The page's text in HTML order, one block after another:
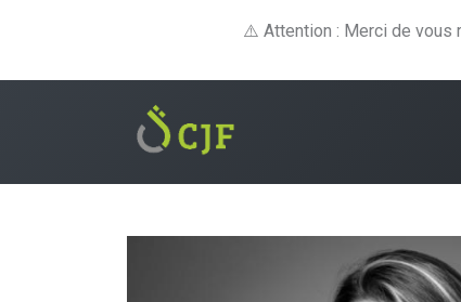
⚠️ Attention : Merci de vous